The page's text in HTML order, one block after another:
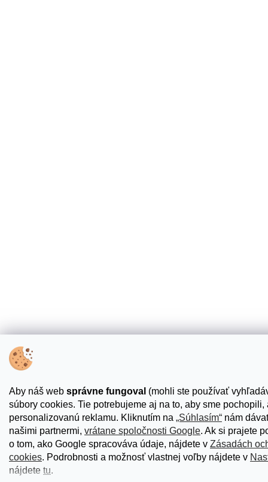
Aby náš web správne fungoval (mohli ste používať
súbory cookies. Tie potrebujeme aj na to, aby sme
personalizovanú reklamu. Kliknutím na „Súhlasím“ nám
našimi partnermi, vrátane spoločnosti Google. Ak si prajete
o tom, ako Google spracováva údaje, nájdete v Zásadách
cookies. Podrobnosti a možnosť vlastnej voľby nájdete v
nájdete tu.